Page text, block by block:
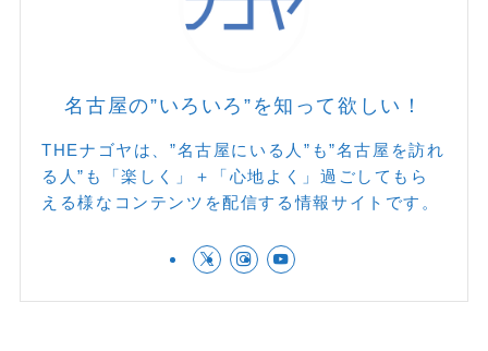
名古屋の”いろいろ”を知って欲しい！
THEナゴヤは、”名古屋にいる人”も”名古屋を訪れ
る人”も「楽しく」＋「心地よく」過ごしてもら
える様なコンテンツを配信する情報サイトです。